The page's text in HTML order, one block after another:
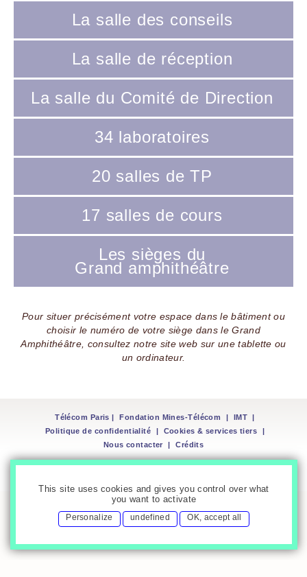
La salle des conseils
La salle de réception
La salle du Comité de Direction
34 laboratoires
20 salles de TP
17 salles de cours
Les sièges du
Grand amphithéâtre
Pour situer précisément votre espace dans le bâtiment ou
choisir le numéro de votre siège dans le Grand
Amphithéâtre, consultez notre site web sur une tablette ou
un ordinateur.
Télécom Paris | Fondation Mines-Télécom | IMT |
Politique de confidentialité
| Cookies & services tiers
|
Nous contacter
| Crédits
This site uses cookies and gives you control over what
you want to activate
Personalize undefined OK, accept all